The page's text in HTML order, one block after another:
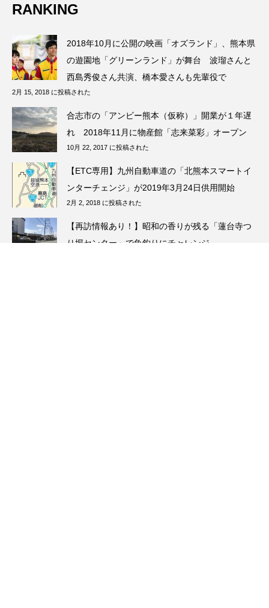
RANKING
2018年10月に公開の映画「オズランド」、熊本県
の遊園地「グリーンランド」が舞台 波瑠さんと
西島秀俊さん共演、橋本愛さんも先輩役で
2月 15, 2018 に投稿された
合志市の「アンビー熊本（仮称）」開業が１年遅
れ 2018年11月に物産館「志来菜彩」オープン
10月 22, 2017 に投稿された
【ETC専用】九州自動車道の「北熊本スマートイ
ンターチェンジ」が2019年3月24日供用開始
2月 2, 2018 に投稿された
【再訪情報あり！】昭和の香りが残る「蓮台寺つ
り堀センター」で魚釣りにチャレンジ